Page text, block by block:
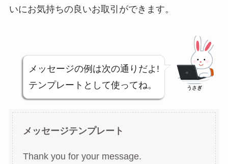
いにお気持ちの良いお取引ができます。
メッセージの例は次の通りだよ!
テンプレートとして使ってね。
うさぎ
メッセージテンプレート
Thank you for your message.